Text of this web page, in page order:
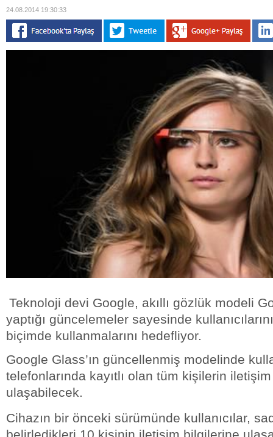
24.08.2014 19:30:33
Teknoloji devi Google, akıllı gözlük modeli
yaptığı güncelemeler sayesinde
biçimde kullanmalarını hedefliyor.
Google Glass’ın güncellenmiş modelinde
telefonlarında kayıtlı olan tüm kişilerin
ulaşabilecek.
Cihazın bir önceki sürümünde kullanıcılar,
belirledikleri 10 kişinin iletişim bilgilerine